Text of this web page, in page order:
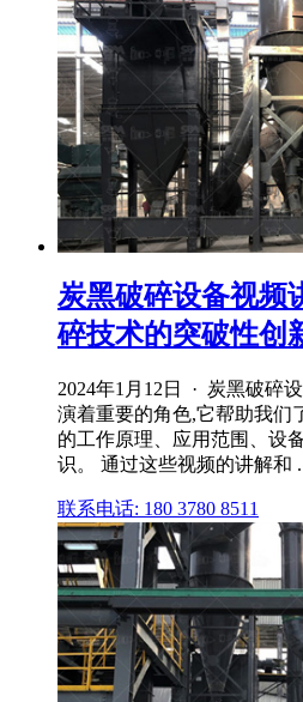
炭黑破碎设备视频
碎技术的突破性创
2024年1月12日 · 炭黑破碎
演着重要的角色,它帮助我们
的工作原理、应用范围、设
识。 通过这些视频的讲解和 .
联系电话: 180 3780 8511